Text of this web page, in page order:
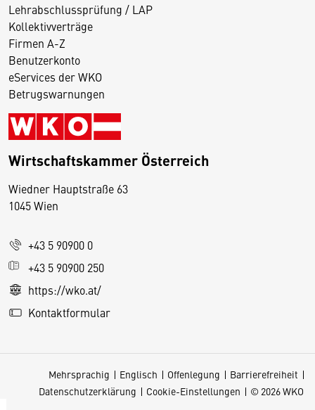
Lehrabschlussprüfung / LAP
Kollektivverträge
Firmen A-Z
Benutzerkonto
eServices der WKO
Betrugswarnungen
Wirtschaftskammer Österreich
Wiedner Hauptstraße 63
1045 Wien
+43 5 90900 0
+43 5 90900 250
https://wko.at/
Kontaktformular
Mehrsprachig Englisch Offenlegung
Barrierefreiheit
Datenschutzerklärung
Cookie-Einstellungen © 2026 WKO
D
s
e
S
e